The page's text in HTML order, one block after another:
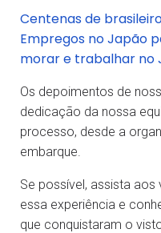
Centenas de
Empregos no Japão
morar e trabalhar no
Os depoimentos de
dedicação da nossa
processo, desde a
embarque.
Se possível, assista
essa experiência e
que conquistaram o